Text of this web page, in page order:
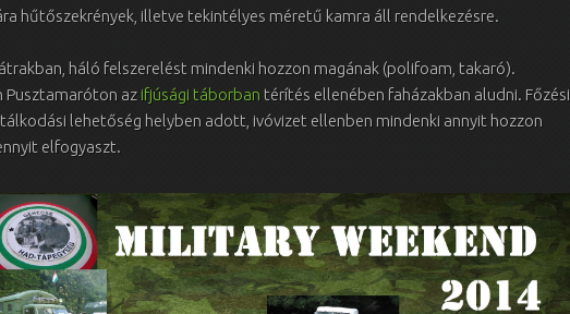
hűtőszekrények, illetve tekintélyes méretű kamra áll rendelkezésre.
háló felszerelést mindenki hozzon magának (polifoam, takaró).
Pusztamaróton az ifjúsági táborban térítés ellenében faházakban aludni. Főzési
lehetőség helyben adott, ivóvizet ellenben mindenki annyit hozzon
elfogyaszt.